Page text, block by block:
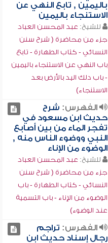
باليمين , تابع النهي عن
الاستنجاء باليمين
للشيخ: عبد المحسن العباد
جزء من محاضرة ( شرح سنن
النسائي - كتاب الطهارة - تابع
باب النهي عن الاستنجاء باليمين
- باب دلك اليد بالأرض بعد
الاستنجاء)
الفهرس: شرح
حديث ابن مسعود في
تفجر الماء من بين أصابع
النبي ووضوء الناس منه ,
الوضوء من الإناء
للشيخ: عبد المحسن العباد
جزء من محاضرة ( شرح سنن
النسائي - كتاب الطهارة - باب
الوضوء من الإناء - باب التسمية
عند الوضوء)
الفهرس: تراجم
رجال إسناد حديث ابن